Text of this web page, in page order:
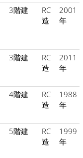
3階建
RC
造
2001
年
3階建
RC
造
2011
年
4階建
RC
造
1988
年
5階建
RC
造
1999
年